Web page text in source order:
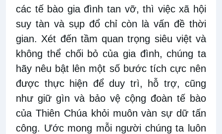
các tế bào gia đình tan vỡ, thì việc xã hội
suy tàn và sụp đổ chỉ còn là vấn đề thời
gian. Xét đến tầm quan trọng siêu việt và
không thể chối bỏ của gia đình, chúng ta
hãy nêu bật lên một số bước tích cực nên
được thực hiện để duy trì, hỗ trợ, cũng
như giữ gìn và bảo vệ cộng đoàn tế bào
của Thiên Chúa khỏi muôn vàn sự dữ tấn
công. Ước mong mỗi người chúng ta luôn